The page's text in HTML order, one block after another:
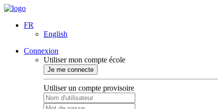
FR
English
Connexion
Utiliser mon compte école
Je me connecte
Utiliser un compte provisoire